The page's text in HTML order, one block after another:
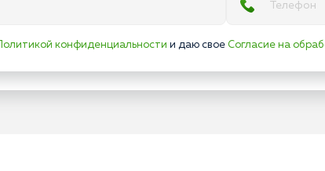
Политикой конфиденциальности и даю свое Согласие на